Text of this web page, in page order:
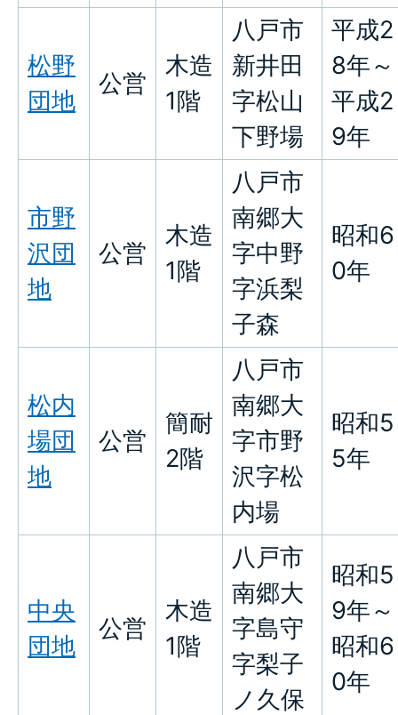
松野
団地
公営
木造
1階
八戸市
新井田
字松山
下野場
平成2
8年～
平成2
9年
市野
沢団
地
公営
木造
1階
八戸市
南郷大
字中野
字浜梨
子森
昭和6
0年
松内
場団
地
公営
簡耐
2階
八戸市
南郷大
字市野
沢字松
内場
昭和5
5年
中央
団地
公営
木造
1階
八戸市
南郷大
字島守
字梨子
ノ久保
昭和5
9年～
昭和6
0年